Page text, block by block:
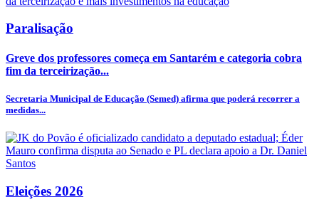
Paralisação
Greve dos professores começa em Santarém e categoria cobra
fim da terceirização...
Secretaria Municipal de Educação (Semed) afirma que poderá recorrer a
medidas...
Eleições 2026